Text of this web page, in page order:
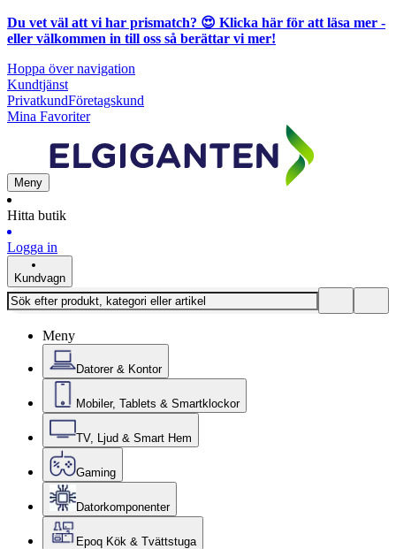
Du vet väl att vi har prismatch? 😍 Klicka här för att läsa mer -
eller välkommen in till oss så berättar vi mer!
Hoppa över navigation
Kundtjänst
PrivatkundFöretagskund
Mina Favoriter
Meny
Hitta butik
Logga in
Kundvagn
Meny
Datorer & Kontor
Mobiler, Tablets & Smartklockor
TV, Ljud & Smart Hem
Gaming
Datorkomponenter
Epoq Kök & Tvättstuga